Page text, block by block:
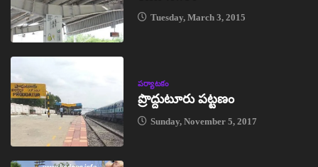
Tuesday, March 3, 2015
పర్యాటకం
ప్రొద్దుటూరు పట్టణం
Sunday, November 5, 2017